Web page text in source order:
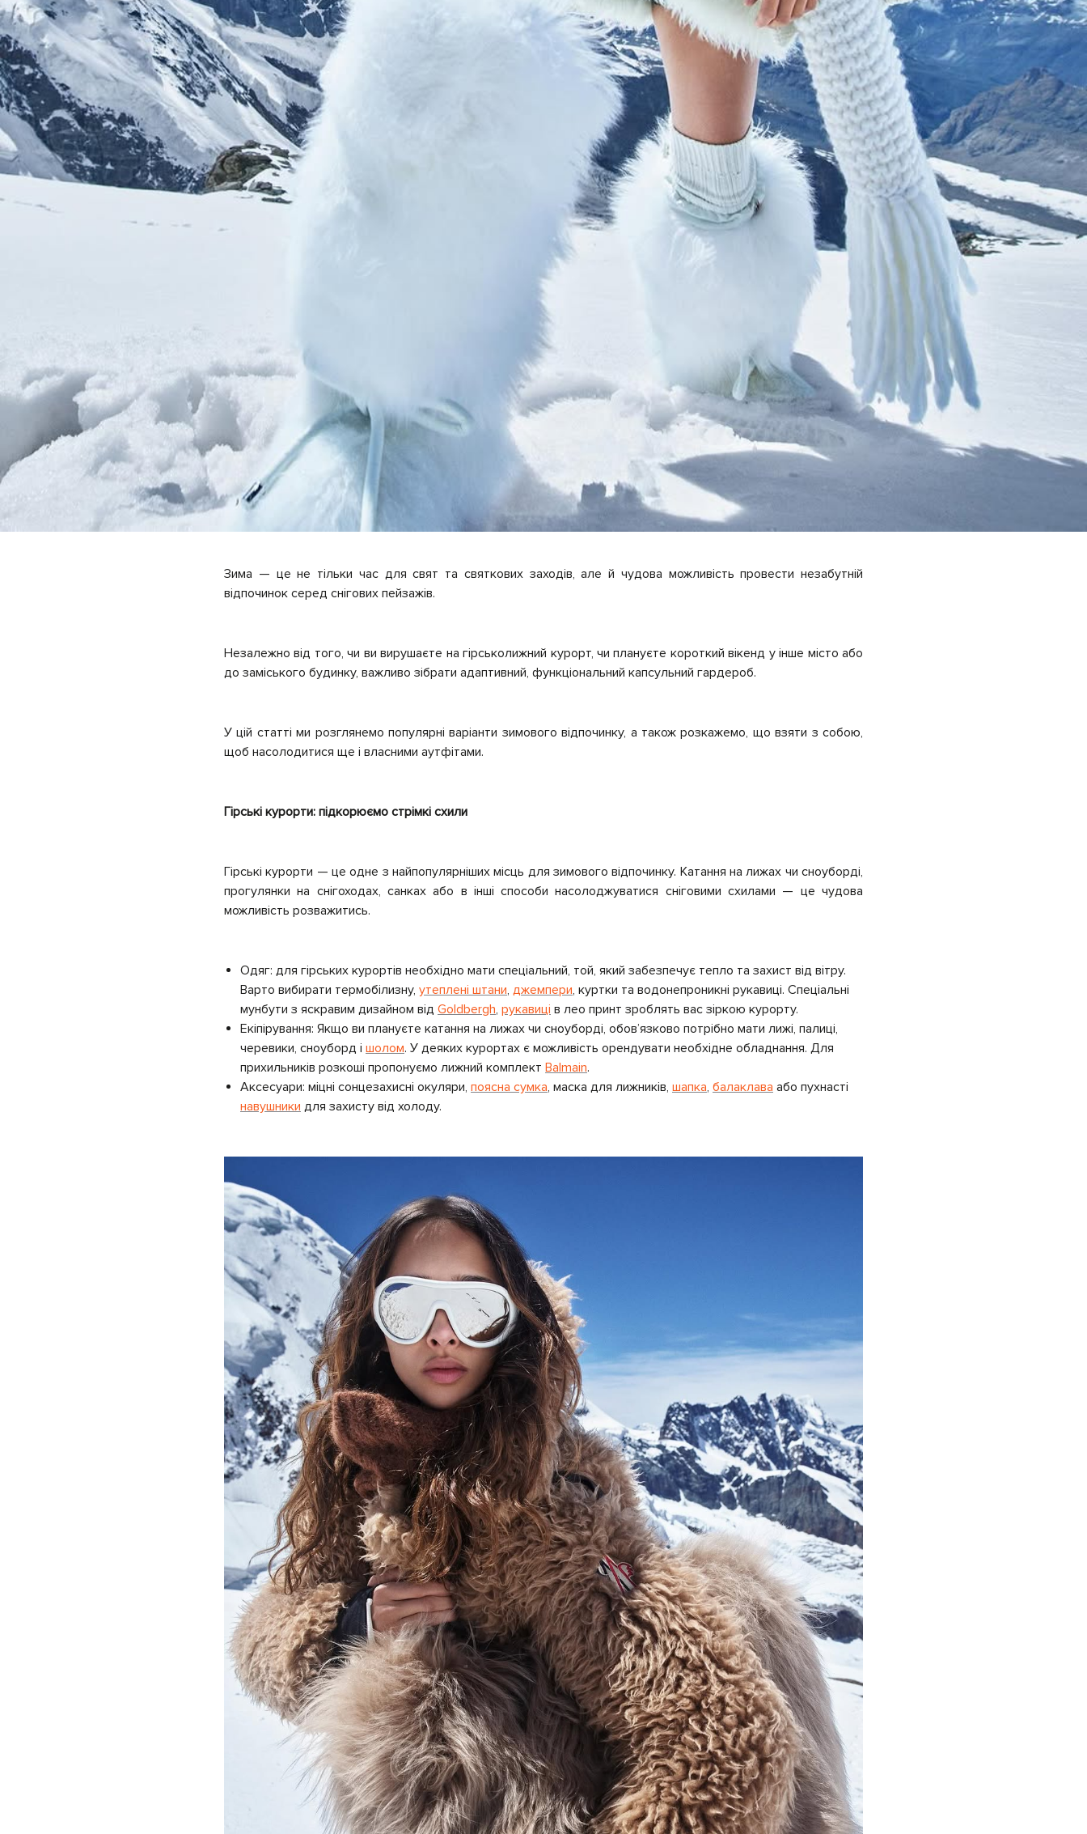
Зима — це не тільки час для свят та святкових заходів, але й чудова можливість провести незабутній
відпочинок серед снігових пейзажів.
Незалежно від того, чи ви вирушаєте на гірськолижний курорт, чи плануєте короткий вікенд у інше місто або
до заміського будинку, важливо зібрати адаптивний, функціональний капсульний гардероб.
У цій статті ми розглянемо популярні варіанти зимового відпочинку, а також розкажемо, що взяти з собою,
щоб насолодитися ще і власними аутфітами.
Гірські курорти: підкорюємо стрімкі схили
Гірські курорти — це одне з найпопулярніших місць для зимового відпочинку. Катання на лижах чи сноуборді,
прогулянки на снігоходах, санках або в інші способи насолоджуватися сніговими схилами — це чудова
можливість розважитись.
Одяг: для гірських курортів необхідно мати спеціальний, той, який забезпечує тепло та захист від вітру.
Варто вибирати термобілизну, утеплені штани, джемпери, куртки та водонепроникні рукавиці. Спеціальні
мунбути з яскравим дизайном від Goldbergh, рукавиці в лео принт зроблять вас зіркою курорту.
Екіпірування: Якщо ви плануєте катання на лижах чи сноуборді, обов’язково потрібно мати лижі, палиці,
черевики, сноуборд і шолом. У деяких курортах є можливість орендувати необхідне обладнання. Для
прихильників розкоші пропонуємо лижний комплект Balmain.
Аксесуари: міцні сонцезахисні окуляри, поясна сумка, маска для лижників, шапка, балаклава або пухнасті
навушники для захисту від холоду.